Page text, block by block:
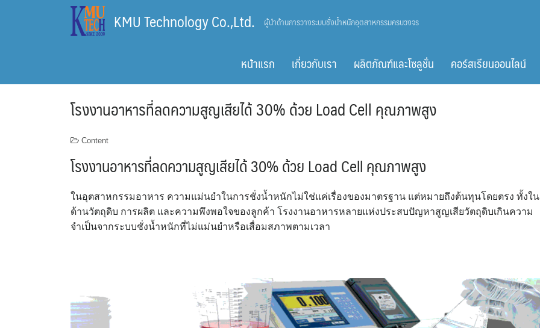
KMU Technology Co.,Ltd. ผู้นำด้านการวางระบบชั่งน้ำหนักอุตสาหกรรมครบวงจร
หน้าแรก เกี่ยวกับเรา ผลิตภัณฑ์และโซลูชั่น คอร์สเรียนออนไลน์
โรงงานอาหารที่ลดความสูญเสียได้ 30% ด้วย Load Cell คุณภาพสูง
Content
โรงงานอาหารที่ลดความสูญเสียได้ 30% ด้วย Load Cell คุณภาพสูง
ในอุตสาหกรรมอาหาร ความแม่นยำในการชั่งน้ำหนักไม่ใช่แค่เรื่องของมาตรฐาน แต่หมายถึงต้นทุนโดยตรง ทั้งใน
ด้านวัตถุดิบ การผลิต และความพึงพอใจของลูกค้า โรงงานอาหารหลายแห่งประสบปัญหาสูญเสียวัตถุดิบเกินความ
จำเป็นจากระบบชั่งน้ำหนักที่ไม่แม่นยำหรือเสื่อมสภาพตามเวลา